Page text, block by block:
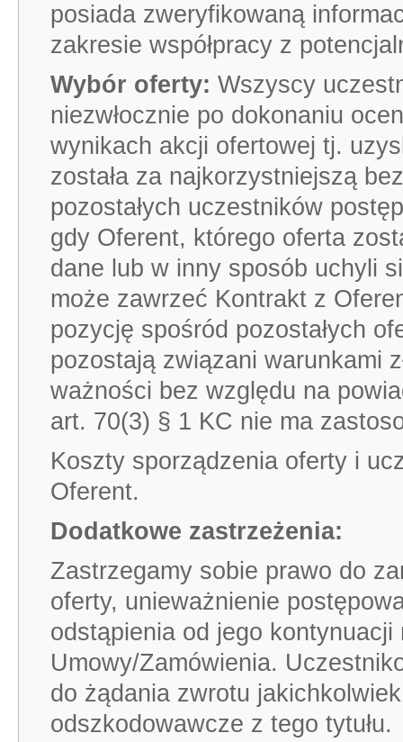
posiada zweryfikowaną
zakresie współpracy z
Wybór oferty: Wszyscy
niezwłocznie po dokonaniu
wynikach akcji ofertowej tj.
została za najkorzystniejszą
pozostałych uczestników
gdy Oferent, którego oferta
dane lub w inny sposób uchyli
może zawrzeć Kontrakt z
pozycję spośród pozostałych
pozostają związani warunkami
ważności bez względu na
art. 70(3) § 1 KC nie ma
Koszty sporządzenia oferty i
Oferent.
Dodatkowe zastrzeżenia:
Zastrzegamy sobie prawo do
oferty, unieważnienie
odstąpienia od jego
Umowy/Zamówienia.
do żądania zwrotu
odszkodowawcze z tego tytułu.